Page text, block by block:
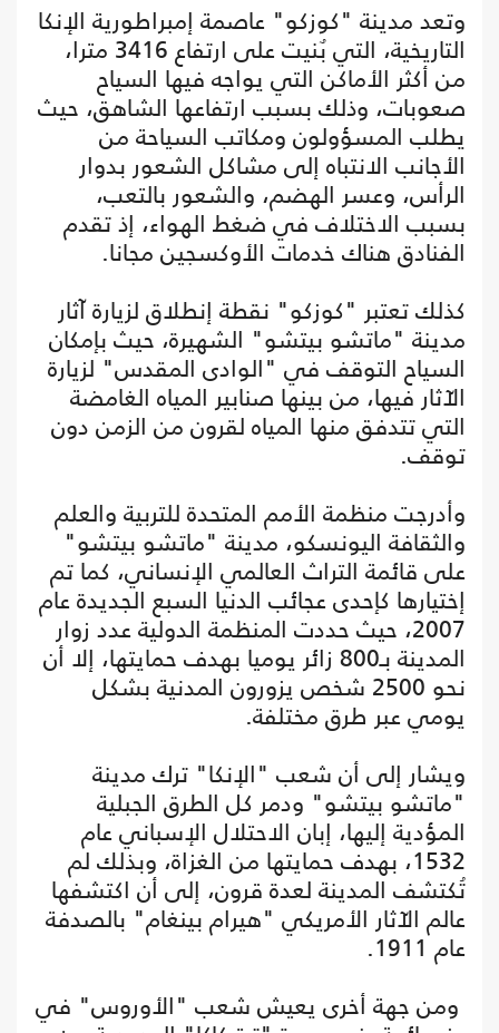
وتعد مدينة "كوزكو" عاصمة إمبراطورية الإنكا
التاريخية، التي بٌنيت على ارتفاع 3416 مترا،
من أكثر الأماكن التي يواجه فيها السياح
صعوبات، وذلك بسبب ارتفاعها الشاهق، حيث
يطلب المسؤولون ومكاتب السياحة من
الأجانب الانتباه إلى مشاكل الشعور بدوار
الرأس، وعسر الهضم، والشعور بالتعب،
بسبب الاختلاف في ضغط الهواء، إذ تقدم
الفنادق هناك خدمات الأوكسجين مجانا.
كذلك تعتبر "كوزكو" نقطة إنطلاق لزيارة آثار
مدينة "ماتشو بيتشو" الشهيرة، حيث بإمكان
السياح التوقف في "الوادى المقدس" لزيارة
الآثار فيها، من بينها صنابير المياه الغامضة
التي تتدفق منها المياه لقرون من الزمن دون
توقف.
وأدرجت منظمة الأمم المتحدة للتربية والعلم
والثقافة اليونسكو، مدينة "ماتشو بيتشو"
على قائمة التراث العالمي الإنساني، كما تم
إختيارها كإحدى عجائب الدنيا السبع الجديدة عام
2007، حيث حددت المنظمة الدولية عدد زوار
المدينة بـ800 زائر يوميا بهدف حمايتها، إلا أن
نحو 2500 شخص يزورون المدنية بشكل
يومي عبر طرق مختلفة.
ويشار إلى أن شعب "الإنكا" ترك مدينة
"ماتشو بيتشو" ودمر كل الطرق الجبلية
المؤدية إليها، إبان الاحتلال الإسباني عام
1532، بهدف حمايتها من الغزاة، وبذلك لم
تُكتشف المدينة لعدة قرون، إلى أن اكتشفها
عالم الآثار الأمريكي "هيرام بينغام" بالصدفة
عام 1911.
ومن جهة أخرى يعيش شعب "الأوروس" في